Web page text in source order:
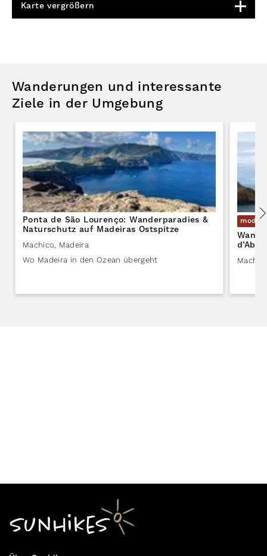
Karte vergrößern
Wanderungen und interessante
Ziele in der Umgebung
Ponta de São Lourenço: Wanderparadies &
Naturschutz auf Madeiras Ostspitze
Machico, Madeira
Wo Madeira in den Ozean übergeht